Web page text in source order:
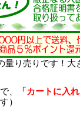
り売りです！大
、
「カートに入
）